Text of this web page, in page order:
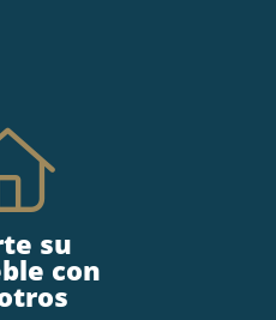
su
con